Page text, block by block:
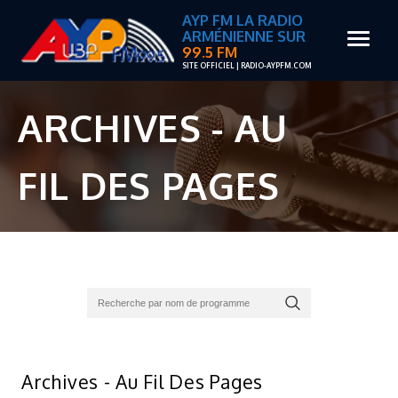
AYP FM LA RADIO
ARMÉNIENNE SUR
99.5 FM
SITE OFFICIEL | RADIO-AYPFM.COM
ARCHIVES - AU
FIL DES PAGES
Archives - Au Fil Des Pages